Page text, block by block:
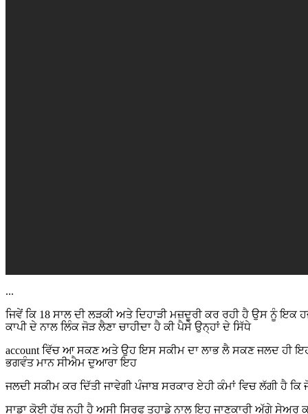
...
ਜਿਵੇਂ ਕਿ 18 ਸਾਲ ਦੀ ਲੜਕੀ ਅਤੇ ਦਿਹਾੜੀ ਮਜ਼ਦੂਰੀ ਕਰ ਰਹੀ ਹੈ ਉਸ ਨੂੰ ਇਕ
ਕਾਪੀ ਦੇ ਨਾਲ ਲਿੰਕ ਜੋੜ ਲੈਣਾ ਚਾਹੀਦਾ ਹੈ ਕੀ ਪੈਸੇ ਉਨ੍ਹਾਂ ਦੇ ਸਿੱਧੇ
account ਵਿੱਚ ਆ ਸਕਣ ਅਤੇ ਉਹ ਇਸ ਸਕੀਮ ਦਾ ਲਾਭ ਲੈ ਸਕਣ ਜਲਦ ਹੀ
ਭਗਵੰਤ ਮਾਨ ਸੀਐਮ ਦੁਆਰਾ ਇਹ
ਜਲਦੀ ਸਕੀਮ ਕਰ ਦਿੱਤੀ ਜਾਵੇਗੀ ਪੰਜਾਬ ਸਰਕਾਰ ਏਹੀ ਕੰਮਾਂ ਵਿਚ ਲੱਗੀ
ਸਾਡਾ ਕੋਈ ਹੱਥ ਨਹੀ ਹੈ ਅਸੀ ਸਿਰਫ ਤੁਹਾਡੇ ਨਾਲ ਇਹ ਜਾਣਕਾਰੀ ਅੱਗੇ ਸੇਅਰ